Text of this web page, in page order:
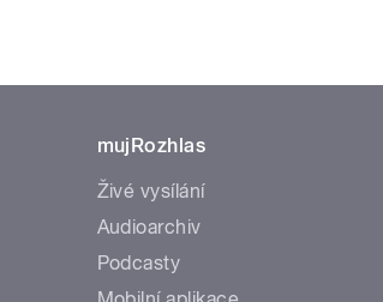
mujRozhlas
Živé vysílání
Audioarchiv
Podcasty